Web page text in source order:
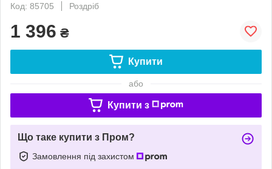
Код: 85705
Роздріб
1 396 ₴
Купити
або
Купити з
Що таке купити з Пром?
Замовлення під захистом